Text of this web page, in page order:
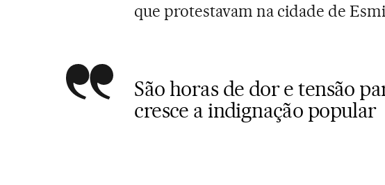
que protestavam na cidade de
São horas de dor e tensão
cresce a indignação popular